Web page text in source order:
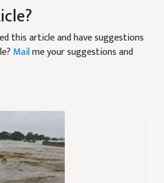
this article and have suggestions
Mailme your suggestions and